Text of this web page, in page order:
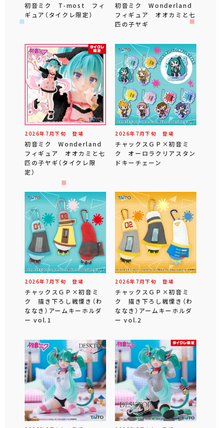
初音ミク T-most フィ
ギュア（タイクレ限定）
初音ミク Wonderland
フィギュア オオカミと七
匹の子ヤギ
2026年 7 月下旬 登場
初音ミク Wonderland
フィギュア オオカミと七
匹の子ヤギ（タイクレ限
定）
2026年 7 月下旬 登場
チャックスＧＰ×初音ミ
ク オーロラクリアスタン
ドキーチェーン
2026年 7 月下旬 登場
チャックスＧＰ×初音ミ
ク 描き下ろし戦慄き（わ
ななき）アームキーホルダ
ー vol.1
2026年 7 月下旬 登場
チャックスＧＰ×初音ミ
ク 描き下ろし戦慄き（わ
ななき）アームキーホルダ
ー vol.2